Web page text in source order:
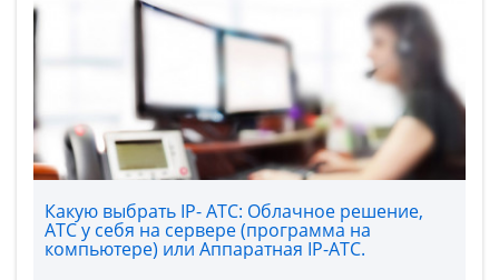
Одновременно она может служить установочной
платформой для систем, задачей которых явля..
Какую выбрать IP- АТС: Облачное решение,
АТС у себя на сервере (программа на
компьютере) или Аппаратная IP-АТС.